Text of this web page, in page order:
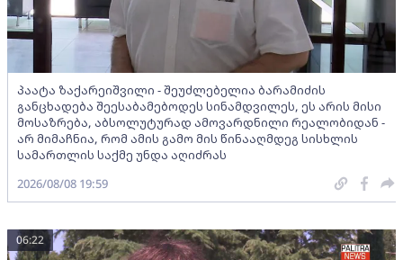
პაატა ზაქარეიშვილი - შეუძლებელია ბარამიძის
განცხადება შეესაბამებოდეს სინამდვილეს, ეს არის მისი
მოსაზრება, აბსოლუტურად ამოვარდნილი რეალობიდან -
არ მიმაჩნია, რომ ამის გამო მის წინააღმდეგ სისხლის
სამართლის საქმე უნდა აღიძრას
2026/08/08 19:59
06:22